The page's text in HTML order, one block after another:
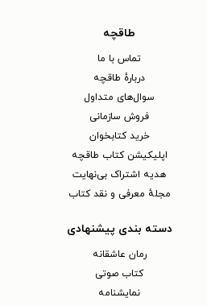
طاقچه
تماس با ما
دربارهٔ طاقچه
سوال‌های متداول
فروش سازمانی
خرید کتابخوان
اپلیکیشن کتاب طاقچه
هدیه اشتراک بی‌نهایت
مجلهٔ معرفی و نقد کتاب
دسته بندی پیشنهادی
رمان عاشقانه
کتاب‌ صوتی
نمایشنامه